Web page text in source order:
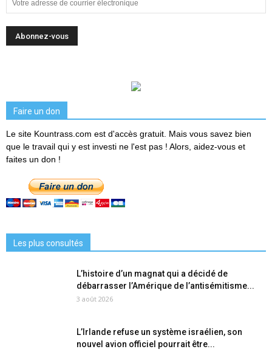
Faire un don
Le site Kountrass.com est d'accès gratuit. Mais vous savez bien
que le travail qui y est investi ne l'est pas ! Alors, aidez-vous et
faites un don !
Les plus consultés
L’histoire d’un magnat qui a décidé de
débarrasser l’Amérique de l’antisémitisme...
3 août 2026
L’Irlande refuse un système israélien, son
nouvel avion officiel pourrait être...